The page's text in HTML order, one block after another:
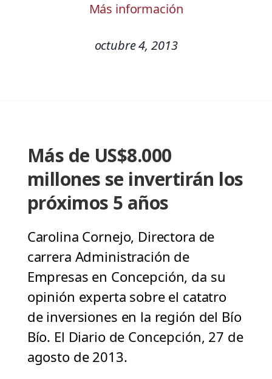
Más información
octubre 4, 2013
Más de US$8.000
millones se invertirán los
próximos 5 años
Carolina Cornejo, Directora de
carrera Administración de
Empresas en Concepción, da su
opinión experta sobre el catatro
de inversiones en la región del Bío
Bío. El Diario de Concepción, 27 de
agosto de 2013.